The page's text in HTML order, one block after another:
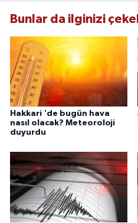
Bunlar da ilginizi
Hakkari 'de bugün hava
nasıl olacak? Meteoroloji
duyurdu